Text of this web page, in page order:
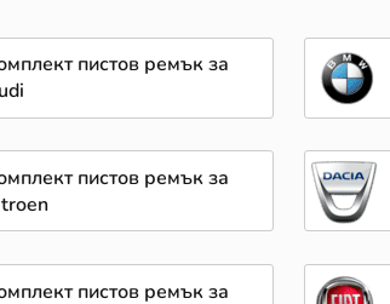
пистов ремък за
пистов ремък за
пистов ремък за